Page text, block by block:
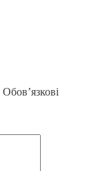
Обов’язкові